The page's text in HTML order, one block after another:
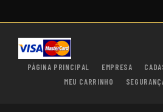
PÁGINA PRINCIPAL EMPRESA
MEU CARRINHO